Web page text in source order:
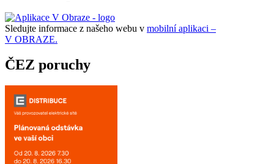
Sledujte informace z našeho webu v mobilní aplikaci –
V OBRAZE.
ČEZ poruchy